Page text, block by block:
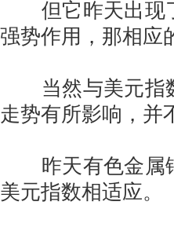
但它昨天出现了
强势作用，那相应
当然与美元指数
走势有所影响，并
昨天有色金属铜
美元指数相适应。